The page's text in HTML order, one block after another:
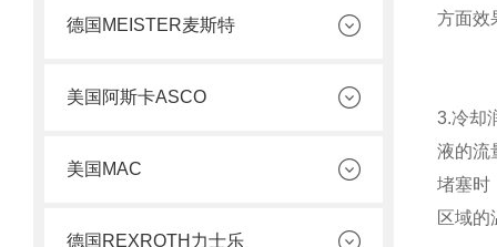
德国MEISTER麦斯特
美国阿斯卡ASCO
美国MAC
德国REXROTH力士乐
方面效
3.冷却
液的流
堵塞时
区域